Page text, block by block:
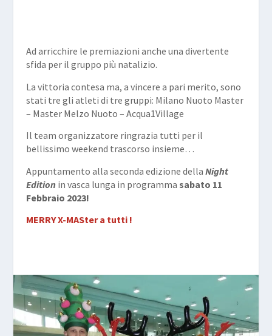
Ad arricchire le premiazioni anche una divertente
sfida per il gruppo più natalizio.
La vittoria contesa ma, a vincere a pari merito, sono
stati tre gli atleti di tre gruppi: Milano Nuoto Master
– Master Melzo Nuoto – Acqua1Village
Il team organizzatore ringrazia tutti per il
bellissimo weekend trascorso insieme…
Appuntamento alla seconda edizione della Night
Edition in vasca lunga in programma sabato 11
Febbraio 2023!
MERRY X-MASter a tutti !